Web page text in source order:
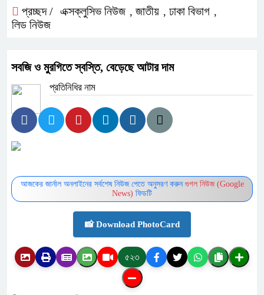
প্রচ্ছদ / এক্সক্লুসিভ নিউজ , জাতীয় , ঢাকা বিভাগ ,
লিড নিউজ
সবজি ও মুরগিতে স্বস্তি, বেড়েছে আটার দাম
প্রতিনিধির নাম
আজকের জার্নাল অনলাইনের সর্বশেষ নিউজ পেতে অনুসরণ করুন গুগল নিউজ (Google
News) ফিডটি
📸 Download PhotoCard
৫২৩